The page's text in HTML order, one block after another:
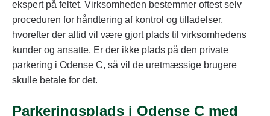
ekspert på feltet. Virksomheden bestemmer oftest selv
proceduren for håndtering af kontrol og tilladelser,
hvorefter der altid vil være gjort plads til virksomhedens
kunder og ansatte. Er der ikke plads på den private
parkering i Odense C, så vil de uretmæssige brugere
skulle betale for det.
Parkeringsplads i Odense C med